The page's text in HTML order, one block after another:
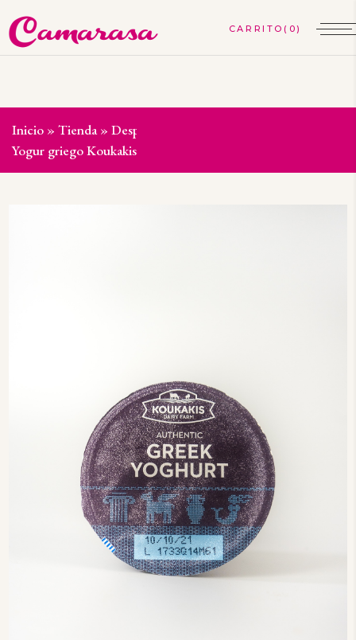
(0)
Inicio » Tienda» Despensa gourmet
Yogur griego Koukakis